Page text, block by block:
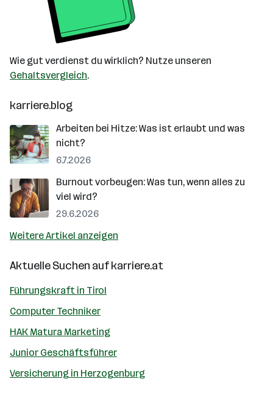
Wie gut verdienst du wirklich? Nutze unseren
Gehaltsvergleich.
karriere.blog
Arbeiten bei Hitze: Was ist erlaubt und was
nicht?
6.7.2026
Burnout vorbeugen: Was tun, wenn alles zu
viel wird?
29.6.2026
Weitere Artikel anzeigen
Aktuelle Suchen aufkarriere.at
Führungskraft in Tirol
Computer Techniker
HAK Matura Marketing
Junior Geschäftsführer
Versicherung in Herzogenburg